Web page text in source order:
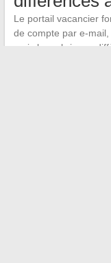
Le portail vacancier
de compte par e-
mais les rubriques